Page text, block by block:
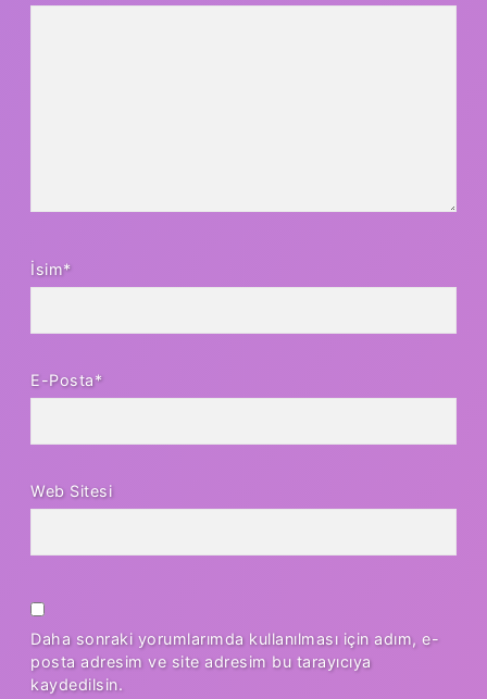
İsim*
E-Posta*
Web Sitesi
Daha sonraki yorumlarımda kullanılması için adım, e-
posta adresim ve site adresim bu tarayıcıya
kaydedilsin.